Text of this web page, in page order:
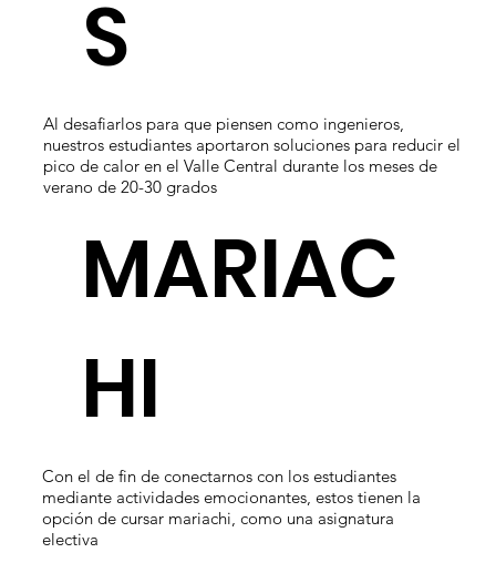
S
Al desafiarlos para que piensen como ingenieros,
nuestros estudiantes aportaron soluciones para reducir el
pico de calor en el Valle Central durante los meses de
verano de 20-30 grados
MARIAC
HI
Con el de fin de conectarnos con los estudiantes
mediante actividades emocionantes, estos tienen la
opción de cursar mariachi, como una asignatura
electiva